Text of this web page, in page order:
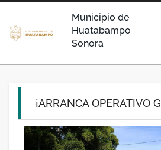
Municipio de
Huatabampo
Sonora
¡ARRANCA OPERATIVO